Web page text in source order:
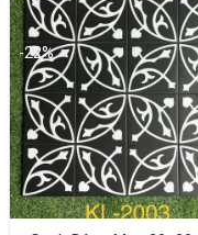
-22%